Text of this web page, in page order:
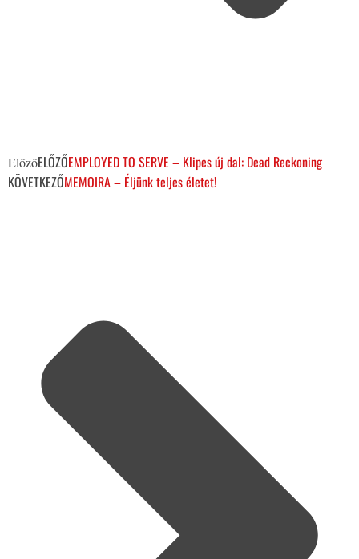
ElőzőELŐZŐEMPLOYED TO SERVE – Klipes új dal: Dead Reckoning
KÖVETKEZŐMEMOIRA – Éljünk teljes életet!